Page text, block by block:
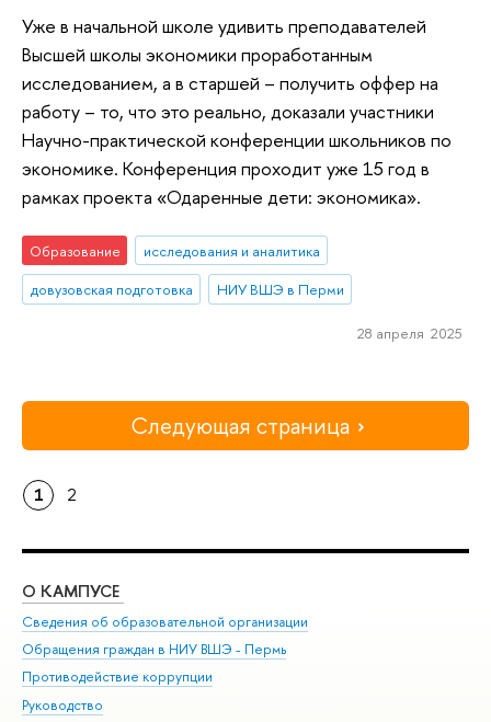
Уже в начальной школе удивить преподавателей
Высшей школы экономики проработанным
исследованием, а в старшей – получить оффер на
работу – то, что это реально, доказали участники
Научно-практической конференции школьников по
экономике. Конференция проходит уже 15 год в
рамках проекта «Одаренные дети: экономика».
Образование
исследования и аналитика
довузовская подготовка
НИУ ВШЭ в Перми
28 апреля 2025
Следующая страница
1 2
О КАМПУСЕ
Сведения об образовательной организации
Обращения граждан в НИУ ВШЭ - Пермь
Противодействие коррупции
Руководство